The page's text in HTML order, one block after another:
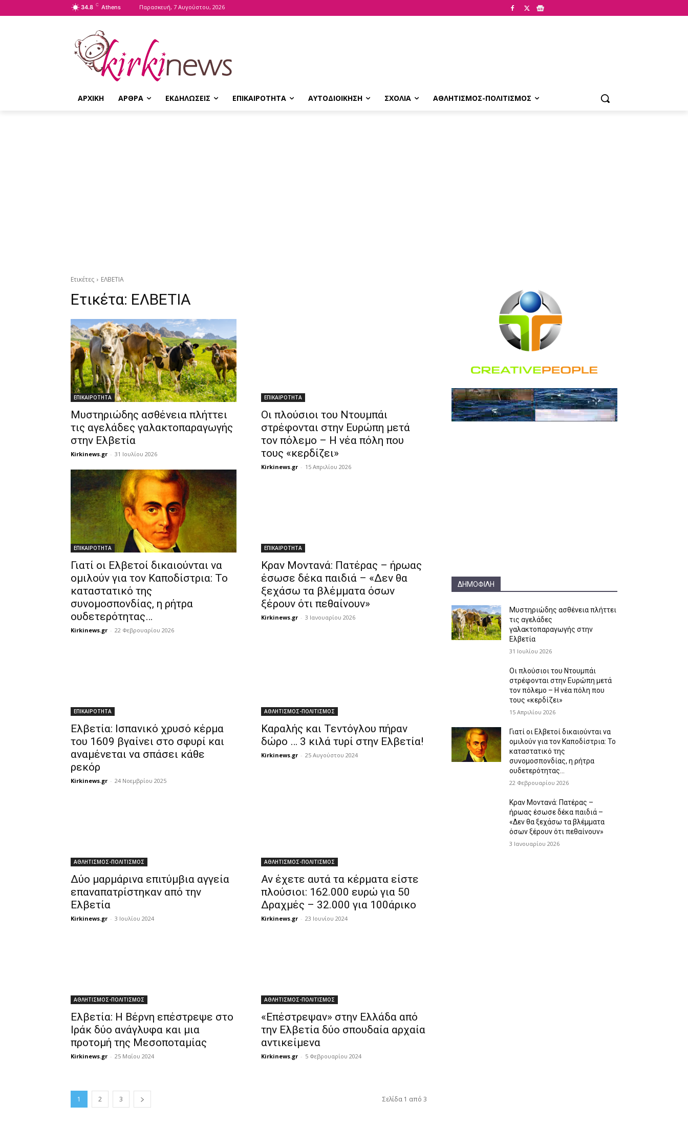
34.8 C Athens Παρασκευή, 7 Αυγούστου, 2026
ΑΡΧΙΚΗ ΑΡΘΡΑ ΕΚΔΗΛΩΣΕΙΣ ΕΠΙΚΑΙΡΟΤΗΤΑ ΑΥΤΟΔΙΟΙΚΗΣΗ ΣΧΟΛΙΑ ΑΘΛΗΤΙΣΜΟΣ-ΠΟΛΙΤΙΣΜΟΣ
Ετικέτες ΕΛΒΕΤΙΑ
Ετικέτα: ΕΛΒΕΤΙΑ
ΕΠΙΚΑΙΡΟΤΗΤΑ
Μυστηριώδης ασθένεια πλήττει
τις αγελάδες γαλακτοπαραγωγής
στην Ελβετία
Kirkinews.gr - 31 Ιουλίου 2026
ΕΠΙΚΑΙΡΟΤΗΤΑ
Οι πλούσιοι του Ντουμπάι
στρέφονται στην Ευρώπη μετά
τον πόλεμο – Η νέα πόλη που
τους «κερδίζει»
Kirkinews.gr - 15 Απριλίου 2026
ΕΠΙΚΑΙΡΟΤΗΤΑ
Γιατί οι Ελβετοί δικαιούνται να
ομιλούν για τον Καποδίστρια: Το
καταστατικό της
συνομοσπονδίας, η ρήτρα
ουδετερότητας…
Kirkinews.gr - 22 Φεβρουαρίου 2026
ΕΠΙΚΑΙΡΟΤΗΤΑ
Κραν Μοντανά: Πατέρας – ήρωας
έσωσε δέκα παιδιά – «Δεν θα
ξεχάσω τα βλέμματα όσων
ξέρουν ότι πεθαίνουν»
Kirkinews.gr - 3 Ιανουαρίου 2026
ΕΠΙΚΑΙΡΟΤΗΤΑ
Ελβετία: Ισπανικό χρυσό κέρμα
του 1609 βγαίνει στο σφυρί και
αναμένεται να σπάσει κάθε
ρεκόρ
Kirkinews.gr - 24 Νοεμβρίου 2025
ΑΘΛΗΤΙΣΜΟΣ-ΠΟΛΙΤΙΣΜΟΣ
Καραλής και Τεντόγλου πήραν
δώρο … 3 κιλά τυρί στην Ελβετία!
Kirkinews.gr - 25 Αυγούστου 2024
ΑΘΛΗΤΙΣΜΟΣ-ΠΟΛΙΤΙΣΜΟΣ
Δύο μαρμάρινα επιτύμβια αγγεία
επαναπατρίστηκαν από την
Ελβετία
Kirkinews.gr - 3 Ιουλίου 2024
ΑΘΛΗΤΙΣΜΟΣ-ΠΟΛΙΤΙΣΜΟΣ
Αν έχετε αυτά τα κέρματα είστε
πλούσιοι: 162.000 ευρώ για 50
Δραχμές – 32.000 για 100άρικο
Kirkinews.gr - 23 Ιουνίου 2024
ΑΘΛΗΤΙΣΜΟΣ-ΠΟΛΙΤΙΣΜΟΣ
Ελβετία: Η Βέρνη επέστρεψε στο
Ιράκ δύο ανάγλυφα και μια
προτομή της Μεσοποταμίας
Kirkinews.gr - 25 Μαΐου 2024
ΑΘΛΗΤΙΣΜΟΣ-ΠΟΛΙΤΙΣΜΟΣ
«Επέστρεψαν» στην Ελλάδα από
την Ελβετία δύο σπουδαία αρχαία
αντικείμενα
Kirkinews.gr - 5 Φεβρουαρίου 2024
1 2 3 Σελίδα 1 από 3
ΔΗΜΟΦΙΛΗ
Μυστηριώδης ασθένεια πλήττει
τις αγελάδες
γαλακτοπαραγωγής στην
Ελβετία
31 Ιουλίου 2026
Οι πλούσιοι του Ντουμπάι
στρέφονται στην Ευρώπη μετά
τον πόλεμο – Η νέα πόλη που
τους «κερδίζει»
15 Απριλίου 2026
Γιατί οι Ελβετοί δικαιούνται να
ομιλούν για τον Καποδίστρια: Το
καταστατικό της
συνομοσπονδίας, η ρήτρα
ουδετερότητας…
22 Φεβρουαρίου 2026
Κραν Μοντανά: Πατέρας –
ήρωας έσωσε δέκα παιδιά –
«Δεν θα ξεχάσω τα βλέμματα
όσων ξέρουν ότι πεθαίνουν»
3 Ιανουαρίου 2026